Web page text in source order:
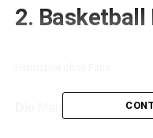
2. Basketball
Mannschaft von